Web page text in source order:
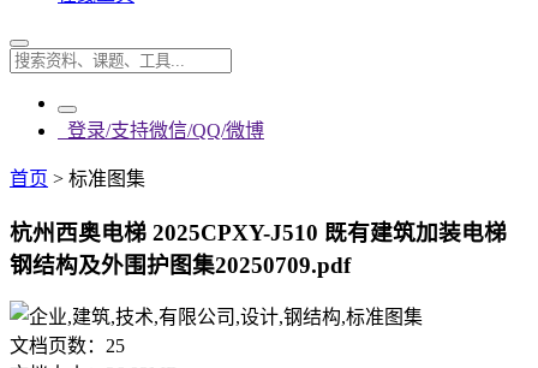
登录/支持微信/QQ/微博
首页 > 标准图集
杭州西奥电梯 2025CPXY-J510 既有建筑加装电梯
钢结构及外围护图集20250709.pdf
文档页数： 25